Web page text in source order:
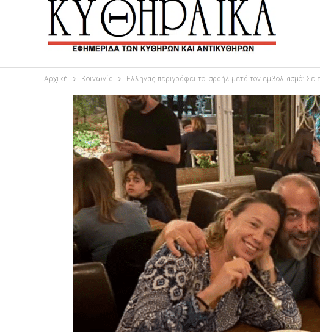
Αρχική Κοινωνία Ελληνας περιγράφει το Ισραήλ μετά τον εμβολιασμό: